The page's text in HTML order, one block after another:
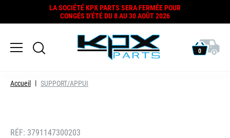
LA SOCIÉTÉ KPX PARTS SERA FERMÉE POUR
CONGÉS D'ÉTÉ DU 8 AU 30 AOÛT 2026
0
Accueil SUPPORT/APPUI
RÉF: 3791147300203